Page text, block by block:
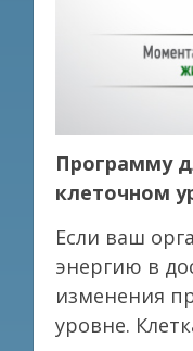
Программу
клеточном
Если ваш
энергию в
изменения
уровне.